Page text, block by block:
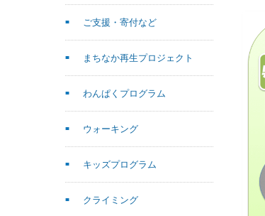
ご支援・寄付など
まちなか再生プロジェクト
わんぱくプログラム
ウォーキング
キッズプログラム
クライミング